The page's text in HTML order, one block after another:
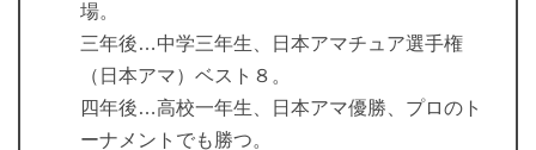
場。
三年後…中学三年生、日本アマチュア選手権
（日本アマ）ベスト８。
四年後…高校一年生、日本アマ優勝、プロのト
ーナメントでも勝つ。